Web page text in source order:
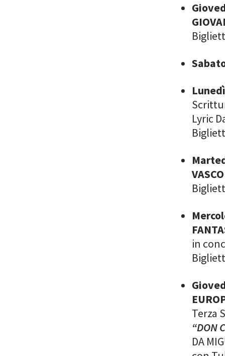
Lyric
in
Terza
“DON
DA